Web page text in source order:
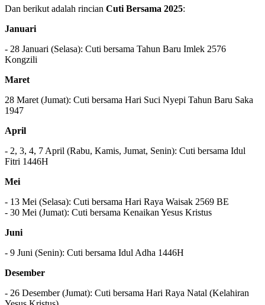
Dan berikut adalah rincian Cuti Bersama 2025:
Januari
- 28 Januari (Selasa): Cuti bersama Tahun Baru Imlek 2576
Kongzili
Maret
28 Maret (Jumat): Cuti bersama Hari Suci Nyepi Tahun Baru Saka
1947
April
- 2, 3, 4, 7 April (Rabu, Kamis, Jumat, Senin): Cuti bersama Idul
Fitri 1446H
Mei
- 13 Mei (Selasa): Cuti bersama Hari Raya Waisak 2569 BE
- 30 Mei (Jumat): Cuti bersama Kenaikan Yesus Kristus
Juni
- 9 Juni (Senin): Cuti bersama Idul Adha 1446H
Desember
- 26 Desember (Jumat): Cuti bersama Hari Raya Natal (Kelahiran